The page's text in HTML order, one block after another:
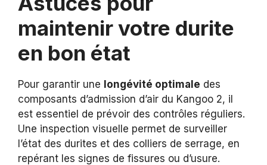
maintenir votre durite
en bon état
Pour garantir une longévité optimale des
composants d’admission d’air du Kangoo 2, il
est essentiel de prévoir des contrôles réguliers.
Une inspection visuelle permet de surveiller
l’état des durites et des colliers de serrage, en
repérant les signes de fissures ou d’usure.